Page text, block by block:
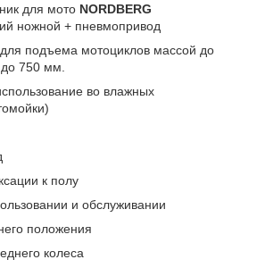
для мото NORDBERG
ножной + пневмопривод
подъема мотоциклов массой до
до 750 мм.
во влажных
к полу
и обслуживании
положения
колеса